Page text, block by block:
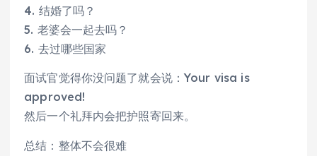
4. 结婚了吗？
5. 老婆会一起去吗？
6. 去过哪些国家
面试官觉得你没问题了就会说：Your visa is
approved!
然后一个礼拜内会把护照寄回来。
总结：整体不会很难